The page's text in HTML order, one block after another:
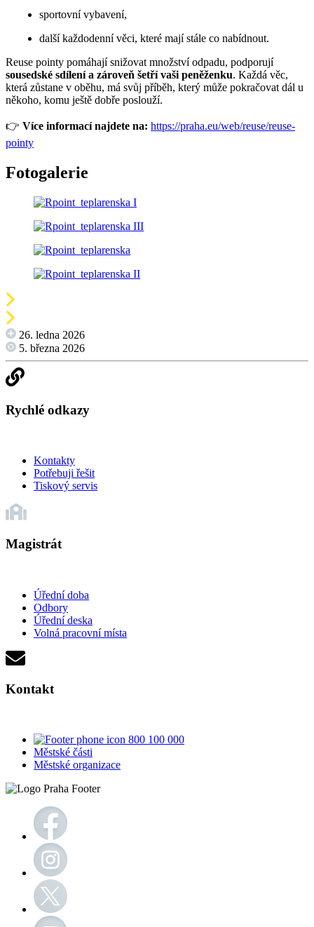
sportovní vybavení,
další každodenní věci, které mají stále co nabídnout.
Reuse pointy pomáhají snižovat množství odpadu, podporují
sousedské sdílení a zároveň šetří vaši peněženku. Každá věc,
která zůstane v oběhu, má svůj příběh, který může pokračovat dál u
někoho, komu ještě dobře poslouží.
👉 Více informací najdete na: https://praha.eu/web/reuse/reuse-
pointy
Fotogalerie
26. ledna 2026
5. března 2026
Rychlé odkazy
Kontakty
Potřebuji řešit
Tiskový servis
Magistrát
Úřední doba
Odbory
Úřední deska
Volná pracovní místa
Kontakt
800 100 000
Městské části
Městské organizace